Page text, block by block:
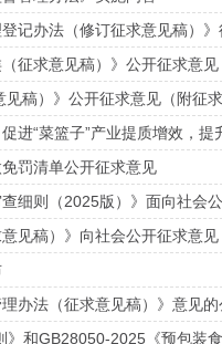
记办法（修订征求意见稿）
征求意见稿）》公开征求意
见稿）》公开征求意见（附征
进“菜篮子”产业提质增效，
罚清单公开征求意见
细则（2025版）》面向社会
见稿）》向社会公开征求意见
办法（征求意见稿）》意见的
和GB28050-2025《预包装